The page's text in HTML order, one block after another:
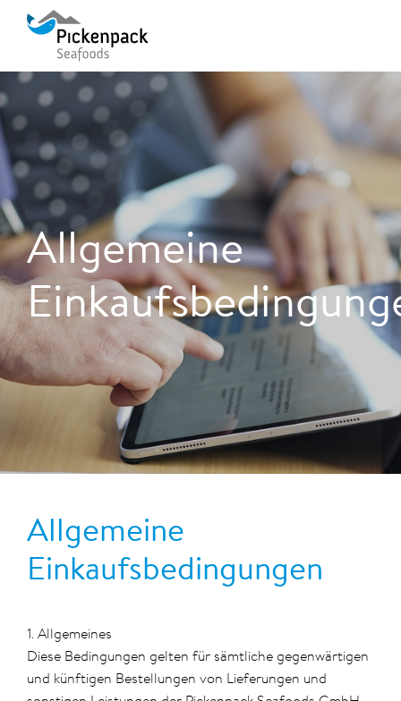
Allgemeine
Allgemeine
Einkaufsbedingungen
1. Allgemeines
Diese Bedingungen gelten für sämtliche gegenwärtigen
und künftigen Bestellungen von Lieferungen und